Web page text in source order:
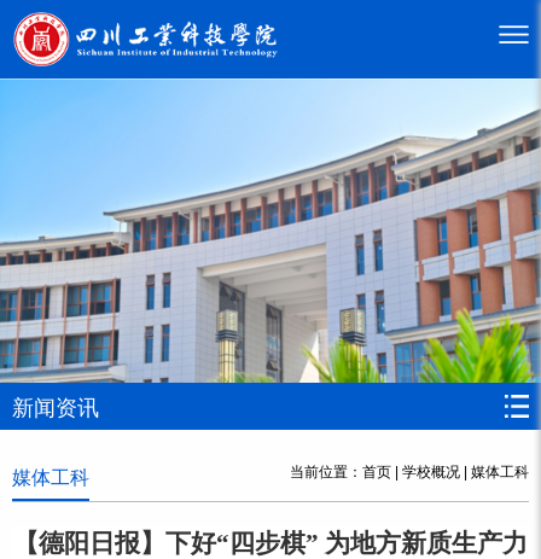
新闻资讯
媒体工科 当前位置： 首页 | 学校概况 | 媒体工科
【德阳日报】下好“四步棋” 为地方新质生产力